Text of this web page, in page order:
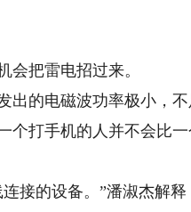
把雷电招过来。
的电磁波功率极小，不
个打手机的人并不会比
的设备。”潘淑杰解释